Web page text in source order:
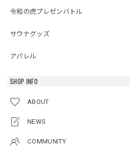
令和の虎プレゼンバトル
サウナグッズ
アパレル
SHOP INFO
ABOUT
NEWS
COMMUNITY